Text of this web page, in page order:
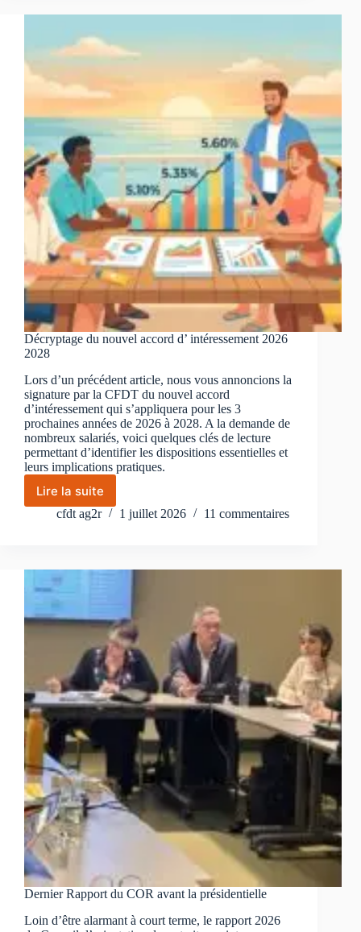
boulevard
de
Grenelle
CFDT
et
restera
vigilante
Décryptage du nouvel accord d’ intéressement 2026
2028
Lors d’un précédent article, nous vous annoncions la
signature par la CFDT du nouvel accord
d’intéressement qui s’appliquera pour les 3
prochaines années de 2026 à 2028. A la demande de
nombreux salariés, voici quelques clés de lecture
permettant d’identifier les dispositions essentielles et
leurs implications pratiques.
Lire la suite
Décryptage
du
intéressement
cfdt ag2r 1 juillet 2026 11 commentaires
Dernier Rapport du COR avant la présidentielle
Loin d’être alarmant à court terme, le rapport 2026